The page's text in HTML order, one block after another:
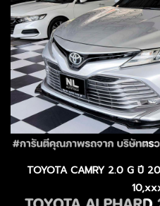
TOYOTA CAMRY 2.0 G ปี